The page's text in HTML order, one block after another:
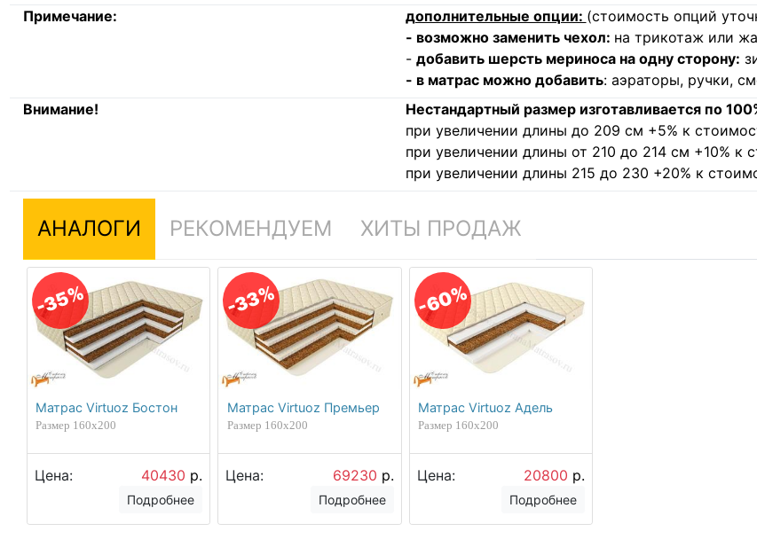
Примечание: дополнительные опции: (стоимость опций
- возможно заменить чехол: на трикотаж или
- добавить шерсть мериноса на одну сторону:
- в матрас можно добавить: аэраторы, ручки,
Внимание!
Нестандартный размер изготавливается по
при увеличении длины до 209 см +5% к
при увеличении длины от 210 до 214 см +10% к
при увеличении длины 215 до 230 +20% к
АНАЛОГИ РЕКОМЕНДУЕМ ХИТЫ ПРОДАЖ
-35%
Матрас Virtuoz Бостон
Размер 160х200
Цена: 40430 р.
Подробнее
-33%
Матрас Virtuoz Премьер
Размер 160х200
Цена: 69230 р.
Подробнее
-60%
Матрас Virtuoz Адель
Размер 160х200
Цена: 20800 р.
Подробнее